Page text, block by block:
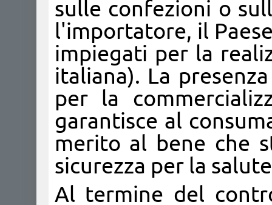
sulle confezioni o
l'importatore, il
impiegati per la
italiana). La
per la
garantisce al
merito al bene che
sicurezza per la
Al termine del